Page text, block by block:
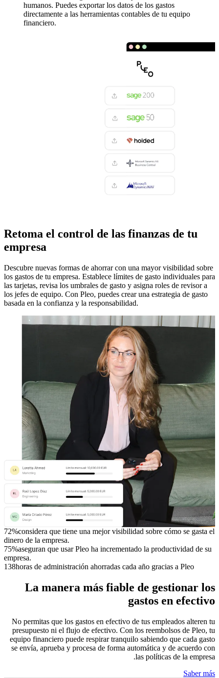
humanos. Puedes exportar los datos de los gastos
directamente a las herramientas contables de tu equipo
financiero.
Retoma el control de las finanzas de tu
empresa
Descubre nuevas formas de ahorrar con una mayor visibilidad sobre
los gastos de tu empresa. Establece límites de gasto individuales para
las tarjetas, revisa los umbrales de gasto y asigna roles de revisor a
los jefes de equipo. Con Pleo, puedes crear una estrategia de gasto
basada en la confianza y la responsabilidad.
72%considera que tiene una mejor visibilidad sobre cómo se gasta el
dinero de la empresa.
75%aseguran que usar Pleo ha incrementado la productividad de su
empresa.
138horas de administración ahorradas cada año gracias a Pleo
La manera más fiable de gestionar los
gastos en efectivo
No permitas que los gastos en efectivo de tus empleados alteren tu
presupuesto ni el flujo de efectivo. Con los reembolsos de Pleo, tu
equipo financiero puede respirar tranquilo sabiendo que cada gasto
se envía, aprueba y procesa de forma automática y de acuerdo con
las políticas de la empresa.
Saber más